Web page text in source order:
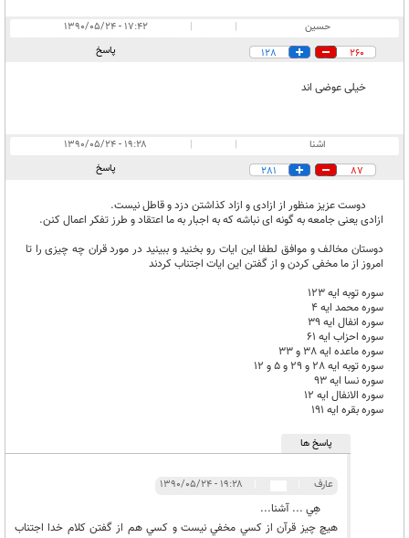
حسین |
|
۱۷:۴۲ - ۱۳۹۰/۰۵/۲۴
260
128 پاسخ
خیلی عوضی اند
اشنا |
|
۱۹:۲۸ - ۱۳۹۰/۰۵/۲۴
87
281 پاسخ
دوست عزیز منظور از ازادی و ازاد کذاشتن دزد و قاطل نیست.
ازادی یعنی جامعه به گونه ای نباشه که به اجبار به ما اعتقاد و طرز تفکر اعمال کنن.
دوستان مخالف و موافق لطفا این ایات رو بخنید و ببینید در مورد قران چه چیزی را تا
امروز از ما مخفی کردن و از گفتن این ایات اجتناب کردند
سوره توبه ایه 123
سوره محمد ایه 4
سوره انفال ایه 39
سوره احزاب ایه 61
سوره ماعده ایه 38 و 33
سوره توبه ایه 28 و 29 و 5 و 12
سوره نسا ایه 93
سوره الانفال ایه 12
سوره بقره ایه 191
پاسخ ها
عارف ۱۹:۲۸ - ۱۳۹۰/۰۵/۲۴
هِي ... آشنا...
هيچ چيز قرآن از كسي مخفي نيست و كسي هم از گفتن كلام خدا اجتناب